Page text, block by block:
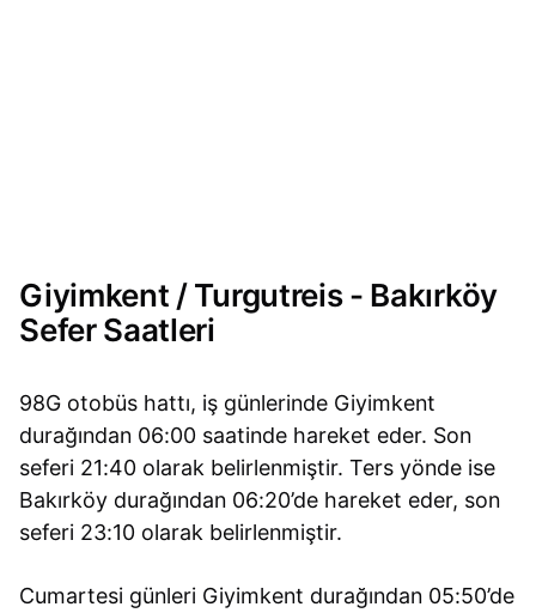
Giyimkent / Turgutreis - Bakırköy
Sefer Saatleri
98G otobüs hattı, iş günlerinde Giyimkent
durağından 06:00 saatinde hareket eder. Son
seferi 21:40 olarak belirlenmiştir. Ters yönde ise
Bakırköy durağından 06:20’de hareket eder, son
seferi 23:10 olarak belirlenmiştir.
Cumartesi günleri Giyimkent durağından 05:50’de